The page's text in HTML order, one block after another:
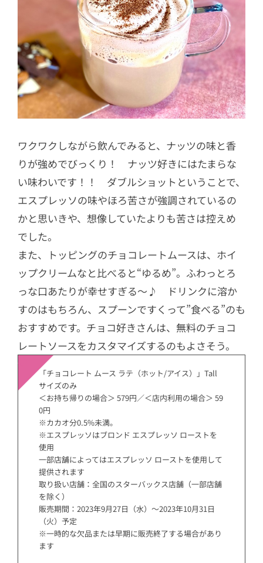
ワクワクしながら飲んでみると、ナッツの味と香
りが強めでびっくり！ ナッツ好きにはたまらな
い味わいです！！ ダブルショットということで、
エスプレッソの味やほろ苦さが強調されているの
かと思いきや、想像していたよりも苦さは控えめ
でした。
また、トッピングのチョコレートムースは、ホイ
ップクリームなと比べると“ゆるめ”。ふわっとろ
っな口あたりが幸せすぎる～♪ ドリンクに溶か
すのはもちろん、スプーンですくって”食べる”のも
おすすめです。チョコ好きさんは、無料のチョコ
レートソースをカスタマイズするのもよさそう。
「チョコレート ムース ラテ（ホット/アイス）」Tall
サイズのみ
＜お持ち帰りの場合＞ 579円／＜店内利用の場合＞ 59
0円
※カカオ分0.5%未満。
※エスプレッソはブロンド エスプレッソ ローストを
使用
一部店舗によってはエスプレッソ ローストを使用して
提供されます
取り扱い店舗：全国のスターバックス店舗（一部店舗
を除く）
販売期間：2023年9月27日（水）～2023年10月31日
（火）予定
※一時的な欠品または早期に販売終了する場合があり
ます